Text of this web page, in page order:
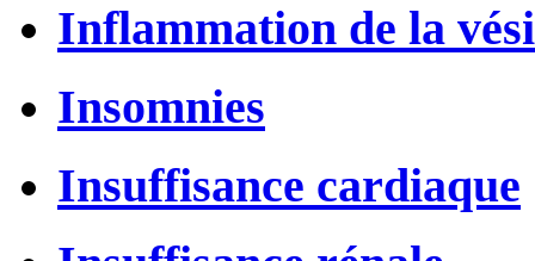
Inflammation de la
Insomnies
Insuffisance cardiaque